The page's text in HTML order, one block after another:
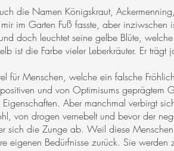
die Namen Königskraut,
im Garten Fuß fasste, aber inziwschen
doch leuchtet seine gelbe Blüte,
ist die Farbe vieler Leberkräuter. Er trägt
für Menschen, welche ein falsche
und von Optimisums geprägtem
Aber manchmal verbirgt
von drogen vernebelt und bevor der
sich die Zunge ab. Weil diese
eigenen Bedürfnisse zurück. Sie